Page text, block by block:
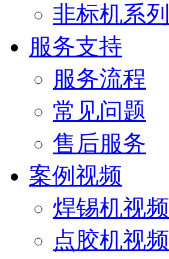
非标机系列
服务支持
服务流程
常见问题
售后服务
案例视频
焊锡机视频
点胶机视频